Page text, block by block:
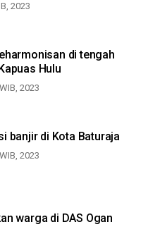
2023
Hulu
2023
Pemkab OKU atasi banjir di Kota Baturaja
2023
warga di DAS Ogan